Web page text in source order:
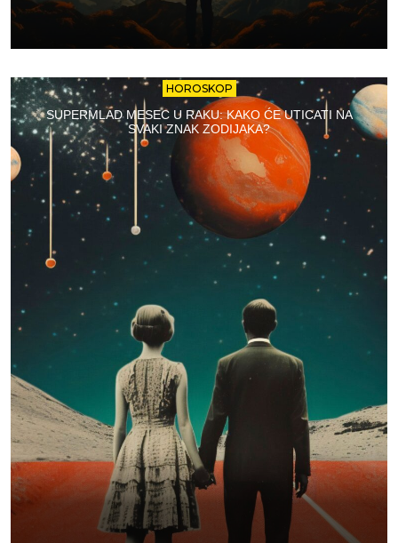
HOROSKOP
SUPERMLAD MESEC U RAKU: KAKO ĆE UTICATI NA
SVAKI ZNAK ZODIJAKA?